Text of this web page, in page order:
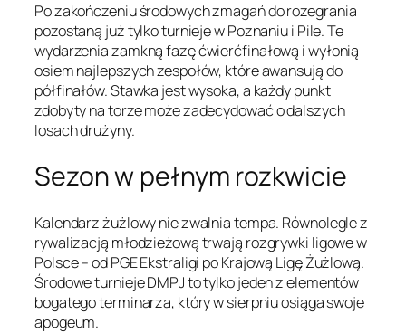
Po zakończeniu środowych zmagań do rozegrania
pozostaną już tylko turnieje w Poznaniu i Pile. Te
wydarzenia zamkną fazę ćwierćfinałową i wyłonią
osiem najlepszych zespołów, które awansują do
półfinałów. Stawka jest wysoka, a każdy punkt
zdobyty na torze może zadecydować o dalszych
losach drużyny.
Sezon w pełnym rozkwicie
Kalendarz żużlowy nie zwalnia tempa. Równolegle z
rywalizacją młodzieżową trwają rozgrywki ligowe w
Polsce – od PGE Ekstraligi po Krajową Ligę Żużlową.
Środowe turnieje DMPJ to tylko jeden z elementów
bogatego terminarza, który w sierpniu osiąga swoje
apogeum.